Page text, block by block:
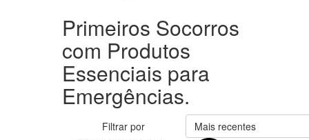
Primeiros Socorros
com Produtos
Essenciais para
Emergências.
Filtrar por
Mais recentes